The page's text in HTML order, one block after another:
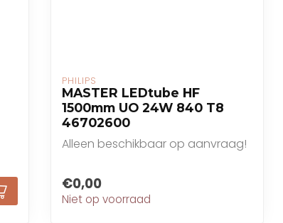
PHILIPS
MASTER LEDtube HF
1500mm UO 24W 840 T8
46702600
Alleen beschikbaar op aanvraag!
€0,00
Niet op voorraad